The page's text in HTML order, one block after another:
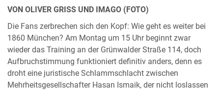
VON OLIVER GRISS UND IMAGO (FOTO)
Die Fans zerbrechen sich den Kopf: Wie geht es weiter bei
1860 München? Am Montag um 15 Uhr beginnt zwar
wieder das Training an der Grünwalder Straße 114, doch
Aufbruchstimmung funktioniert definitiv anders, denn es
droht eine juristische Schlammschlacht zwischen
Mehrheitsgesellschafter Hasan Ismaik, der nicht loslassen